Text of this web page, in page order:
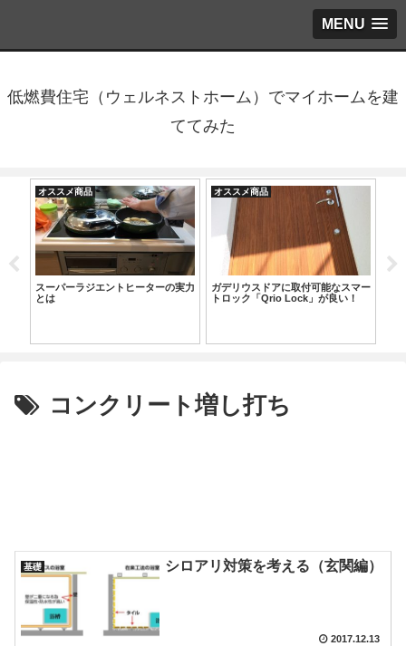
MENU
低燃費住宅（ウェルネストホーム）でマイホームを建
ててみた
オススメ商品
スーパーラジエントヒーターの実力
とは
オススメ商品
ガデリウスドアに取付可能なスマー
トロック「Qrio Lock」が良い！
コンクリート増し打ち
基礎 シロアリ対策を考える（玄関編）
2017.12.13